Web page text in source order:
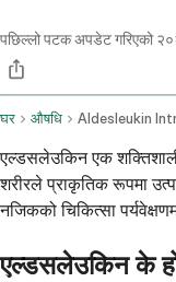
पछिल्लो पटक अपडेट गरिएको
घर औषधि Aldesleukin
एल्डसलेउकिन एक
शरीरले प्राकृतिक रूपमा
नजिकको चिकित्सा
एल्डसलेउकिन के